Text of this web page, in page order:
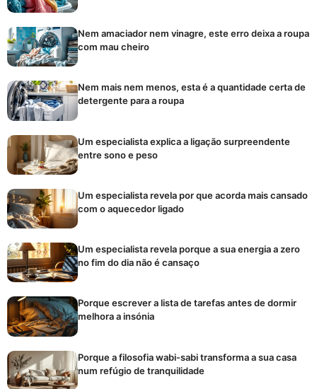
Nem amaciador nem vinagre, este erro deixa a roupa
com mau cheiro
Nem mais nem menos, esta é a quantidade certa de
detergente para a roupa
Um especialista explica a ligação surpreendente
entre sono e peso
Um especialista revela por que acorda mais cansado
com o aquecedor ligado
Um especialista revela porque a sua energia a zero
no fim do dia não é cansaço
Porque escrever a lista de tarefas antes de dormir
melhora a insónia
Porque a filosofia wabi-sabi transforma a sua casa
num refúgio de tranquilidade